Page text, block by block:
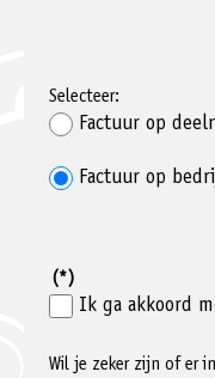
Selecteer:
Factuur op
Factuur op
(*)
Ik ga akkoord
Wil je zeker zijn of er